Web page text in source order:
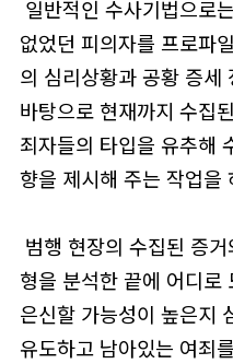
일반적인 수사기법으로
없었던 피의자를 프로파
의 심리상황과 공황 증세
바탕으로 현재까지 수집
죄자들의 타입을 유추해
향을 제시해 주는 작업을
범행 현장의 수집된 증
형을 분석한 끝에 어디로
은신할 가능성이 높은지
유도하고 남아있는 여죄